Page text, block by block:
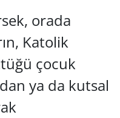
orada
Katolik
çocuk
ya da kutsal